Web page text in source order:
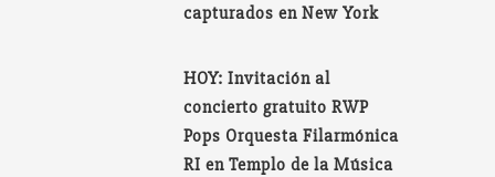
capturados en New York
HOY: Invitación al
concierto gratuito RWP
Pops Orquesta Filarmónica
RI en Templo de la Música